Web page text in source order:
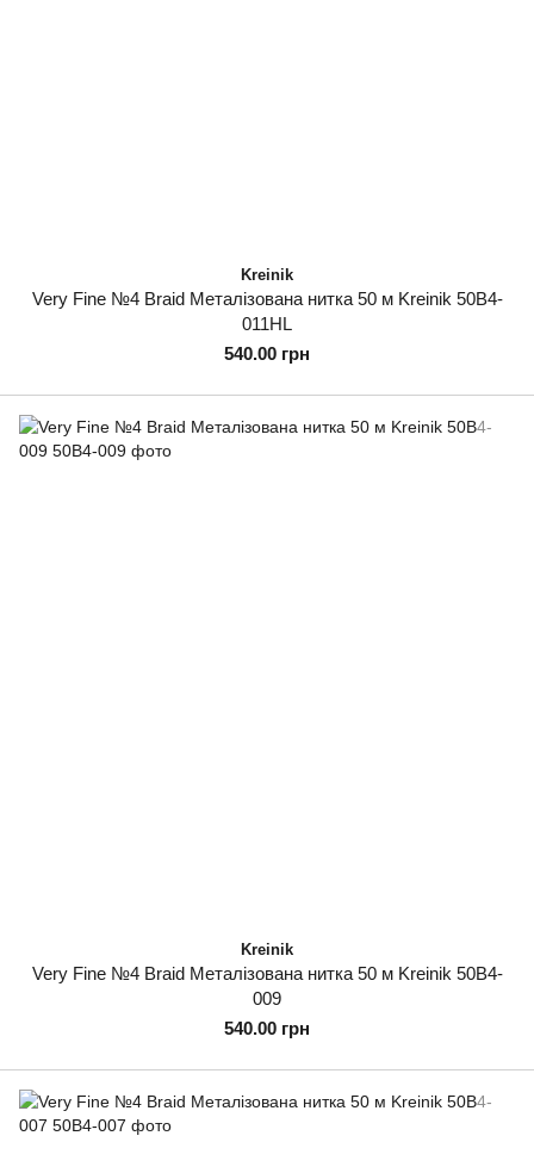
Kreinik
Very Fine №4 Braid Металізована нитка 50 м Kreinik 50B4-
011HL
540.00 грн
Kreinik
Very Fine №4 Braid Металізована нитка 50 м Kreinik 50B4-
009
540.00 грн